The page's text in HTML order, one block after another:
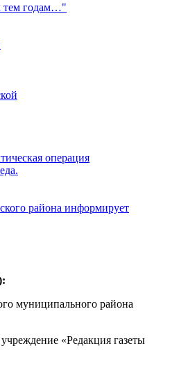
тем годам…"
операция
района информирует
муниципального района
«Редакция газеты